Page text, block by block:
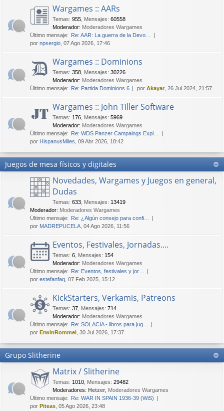
Wargames :: AARs
Temas: 955 Mensajes: 60558
Moderador: Moderadores Wargames
Último mensaje: Re: AAR: La guerra de la Devo…
por npsergio , 07 Ago 2026, 17:46
Wargames :: Dominions
Temas: 358 Mensajes: 30226
Moderador: Moderadores Wargames
Último mensaje: Re: Partida Dominions 6 por Akayar, 26 Jul 2024, 21:57
Wargames :: John Tiller Software
Temas: 176 Mensajes: 5969
Moderador: Moderadores Wargames
Último mensaje: Re: WDS Panzer Campaings Expl…
por HispanusMiles , 09 Abr 2026, 18:42
Juegos de mesa físicos y digitales
Novedades, Wargames y Juegos en general,
Dudas
Temas: 633 Mensajes: 13419
Moderador: Moderadores Wargames
Último mensaje: Re: ¿Algún consejo para confi…
por MADREPUCELA , 04 Ago 2026, 11:56
Eventos, Festivales, Jornadas....
Temas: 6 Mensajes: 154
Moderador: Moderadores Wargames
Último mensaje: Re: Eventos, festivales y jor…
por estefanfaq , 07 Feb 2025, 15:12
KickStarters, Verkamis, Patreons
Temas: 37 Mensajes: 714
Moderador: Moderadores Wargames
Último mensaje: Re: SOLACIA - libros para jug…
por ErwinRommel , 30 Jul 2026, 17:37
Grupo Slitherine
Matrix / Slitherine
Temas: 1010 Mensajes: 29482
Moderadores: Hetzer Moderadores Wargames
Último mensaje: Re: WAR IN SPAIN 1936-39 (WiS)
por Piteas , 05 Ago 2026, 23:48